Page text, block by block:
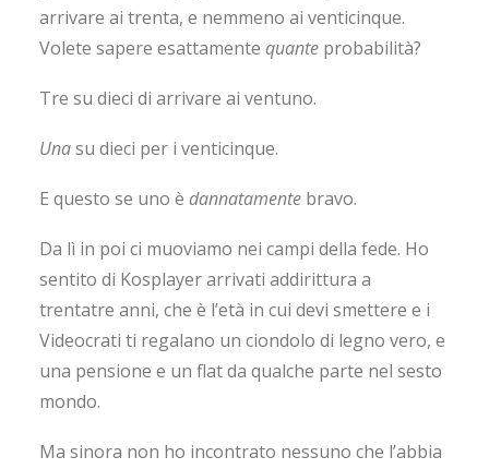
arrivare ai trenta, e nemmeno ai venticinque.
Volete sapere esattamente quante probabilità?
Tre su dieci di arrivare ai ventuno.
Unasu dieci per i venticinque.
E questo se uno è dannatamente bravo.
Da lì in poi ci muoviamo nei campi della fede. Ho
sentito di Kosplayer arrivati addirittura a
trentatre anni, che è l’età in cui devi smettere e i
Videocrati ti regalano un ciondolo di legno vero, e
una pensione e un flat da qualche parte nel sesto
mondo.
Ma sinora non ho incontrato nessuno che l’abbia